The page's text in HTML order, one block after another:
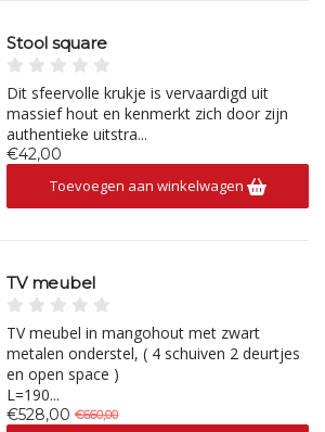
Stool square
Dit sfeervolle krukje is vervaardigd uit
massief hout en kenmerkt zich door zijn
authentieke uitstra...
€42,00
Toevoegen aan winkelwagen
TV meubel
TV meubel in mangohout met zwart
metalen onderstel, ( 4 schuiven 2 deurtjes
en open space )
L=190...
€528,00 €660,00